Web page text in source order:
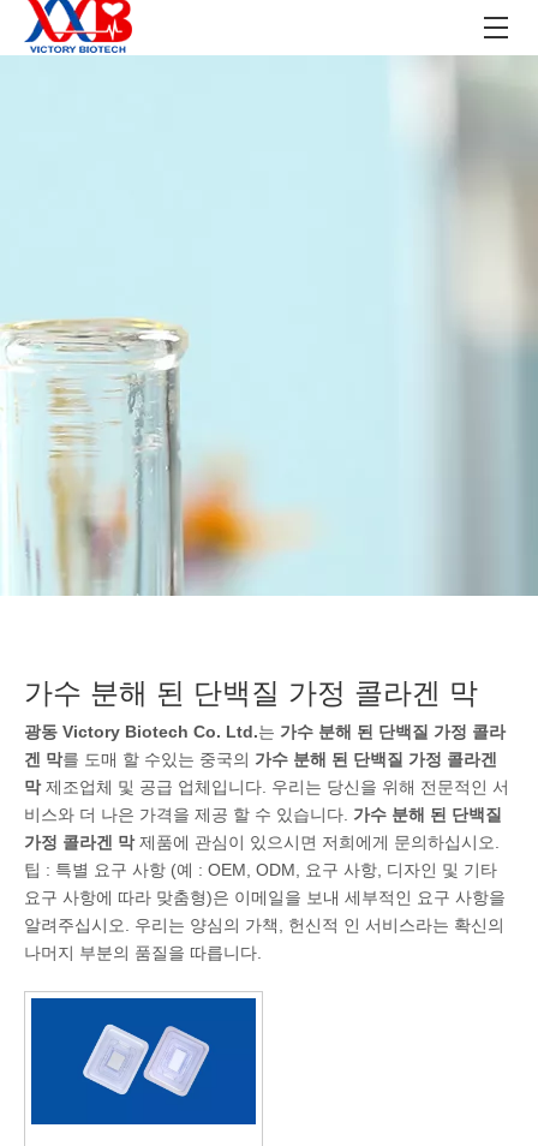
가수 분해 된 단백질 가정 콜라겐 막
광동 Victory Biotech Co. Ltd.는 가수 분해 된 단백질 가정 콜라
겐 막를 도매 할 수있는 중국의 가수 분해 된 단백질 가정 콜라겐
막제조업체 및 공급 업체입니다. 우리는 당신을 위해 전문적인 서
비스와 더 나은 가격을 제공 할 수 있습니다. 가수 분해 된 단백질
가정 콜라겐 막제품에 관심이 있으시면 저희에게 문의하십시오.
팁 : 특별 요구 사항 (예 : OEM, ODM, 요구 사항, 디자인 및 기타
요구 사항에 따라 맞춤형)은 이메일을 보내 세부적인 요구 사항을
알려주십시오. 우리는 양심의 가책, 헌신적 인 서비스라는 확신의
나머지 부분의 품질을 따릅니다.